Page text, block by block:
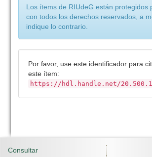
Los ítems de RIUdeG están protegidos
con todos los derechos reservados, a
indique lo contrario.
Por favor, use este identificador para
este ítem:
https://hdl.handle.net/
Consultar